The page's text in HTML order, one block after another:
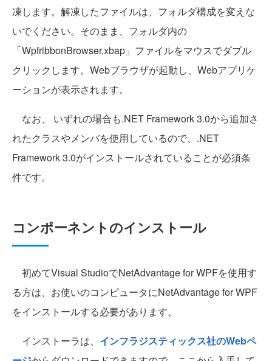
凍します。解凍したファイルは、フォルダ構成を変えな
いでください。そのまま、フォルダ内の
「WpfribbonBrowser.xbap」ファイルをマウスでダブル
クリックします。Webブラウザが起動し、Webアプリケ
ーションが表示されます。
なお、 いずれの場合も.NET Framework 3.0から追加さ
れたクラスやメンバを使用しているので、.NET
Framework 3.0がインストールされていることが必須条
件です。
コンポーネントのインストール
初めてVisual StudioでNetAdvantage for WPFを使用す
る方は、お使いのコンピュータにNetAdvantage for WPF
をインストールする必要があります。
インストーラは、 インフラジスティックス社のWebペ